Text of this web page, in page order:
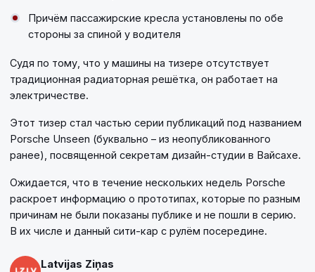
Причём пассажирские кресла установлены по обе
стороны за спиной у водителя
Судя по тому, что у машины на тизере отсутствует
традиционная радиаторная решётка, он работает на
электричестве.
Этот тизер стал частью серии публикаций под названием
Porsche Unseen (буквально – из неопубликованного
ранее), посвященной секретам дизайн-студии в Вайсахе.
Ожидается, что в течение нескольких недель Porsche
раскроет информацию о прототипах, которые по разным
причинам не были показаны публике и не пошли в серию.
В их числе и данный сити-кар с рулём посередине.
Latvijas Ziņas